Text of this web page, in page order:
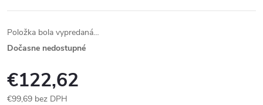
Položka bola vypredaná…
Dočasne nedostupné
€122,62
€99,69 bez DPH